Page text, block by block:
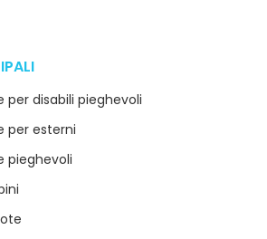
disabili pieghevoli
per esterni
pieghevoli